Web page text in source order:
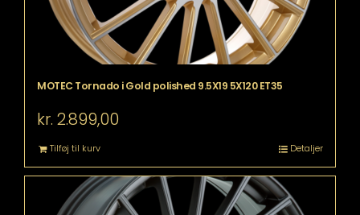
MOTEC Tornado i Gold polished 9.5X19 5X120 ET35
kr. 2.899,00
Tilføj til kurv Detaljer